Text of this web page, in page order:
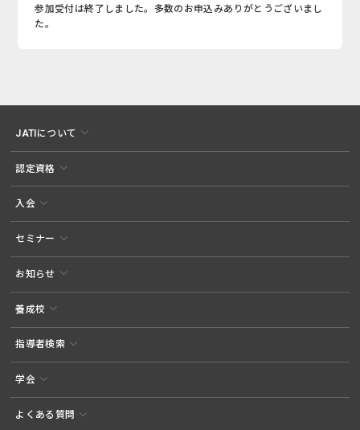
参加受付は終了しました。多数のお申込みありがとうございまし
た。
JATIについて
認定資格
入会
セミナー
お知らせ
養成校
指導者検索
学会
よくある質問